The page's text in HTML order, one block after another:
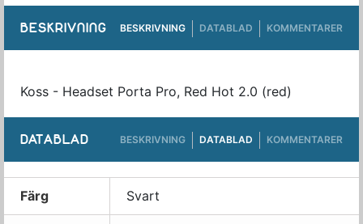
BESKRIVNING BESKRIVNING DATABLAD KOMMENTARER
Koss - Headset Porta Pro, Red Hot 2.0 (red)
DATABLAD BESKRIVNING DATABLAD KOMMENTARER
Färg Svart